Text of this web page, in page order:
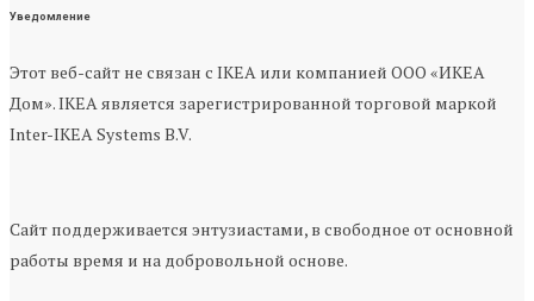
Уведомление
Этот веб-сайт не связан с IKEA или компанией ООО «ИКЕА
Дом». IKEA является зарегистрированной торговой маркой
Inter-IKEA Systems B.V.
Сайт поддерживается энтузиастами, в свободное от основной
работы время и на добровольной основе.